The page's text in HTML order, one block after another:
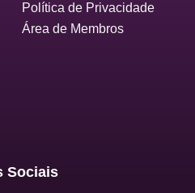
Política de Privacidade
Área de Membros
Sociais